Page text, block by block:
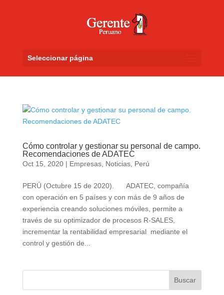
Seleccionar página
Cómo controlar y gestionar su personal de campo.
Recomendaciones de ADATEC
Oct 15, 2020| Empresas, Noticias, Perú
PERÚ (Octubre 15 de 2020). ADATEC, compañía
con operación en 5 países y con más de 9 años de
experiencia creando soluciones móviles, permite a
través de su optimizador de procesos R-SALES,
incrementar la rentabilidad empresarial mediante el
control y gestión de...